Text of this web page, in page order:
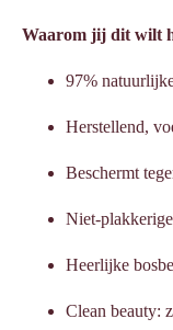
Waarom jij dit wilt
97%
Herstellend,
Beschermt
Niet-
Heerlijke
Clean beauty: